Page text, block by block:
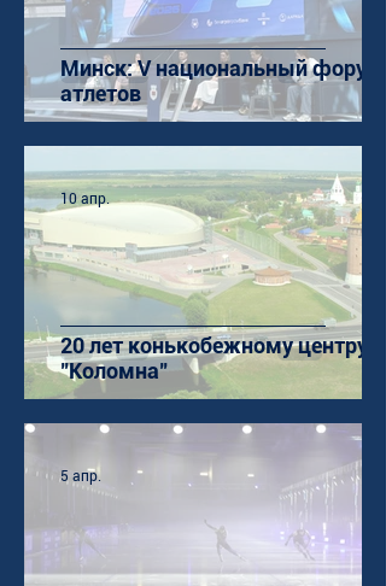
Минск: V национальный форум
атлетов
20 лет конькобежному центру
"Коломна"
10 апр.
5 апр.